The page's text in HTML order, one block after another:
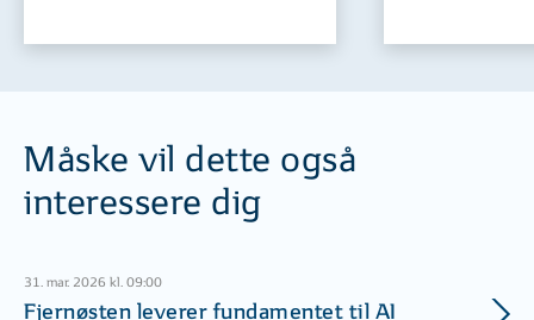
Måske vil dette også
interessere dig
31. mar. 2026 kl. 09:00
Fjernøsten leverer fundamentet til AI